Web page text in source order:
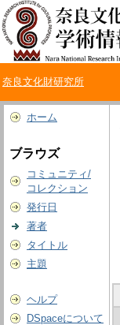
奈良文化財研究所
ホーム
ブラウズ
コミュニティ/
コレクション
発行日
著者
タイトル
主題
ヘルプ
DSpaceについて